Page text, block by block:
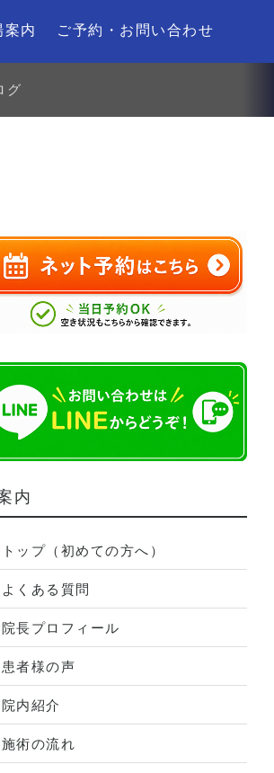
案内 ご予約・お問い合わせ
グ
内
トップ（初めての方へ）
よくある質問
院長プロフィール
患者様の声
院内紹介
施術の流れ